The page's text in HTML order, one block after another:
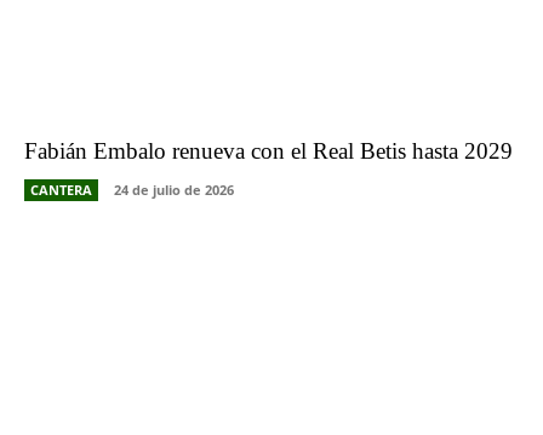
Fabián Embalo renueva con el Real Betis hasta 2029
CANTERA 24 de julio de 2026